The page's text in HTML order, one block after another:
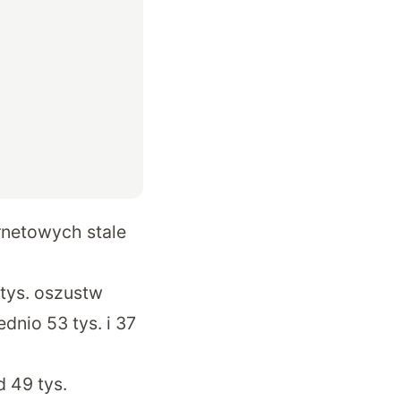
stale
oszustw
53 tys. i 37
49 tys.